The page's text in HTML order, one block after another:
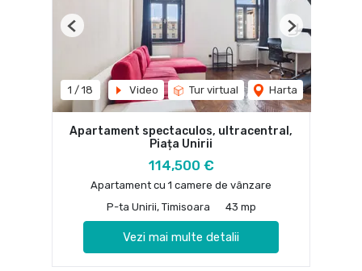
1 / 18 Video Tur virtual Harta
Previous Next
Apartament spectaculos, ultracentral,
Piața Unirii
114,500 €
Apartament cu 1 camere de vânzare
P-ta Unirii, Timisoara
43 mp
Vezi mai multe detalii